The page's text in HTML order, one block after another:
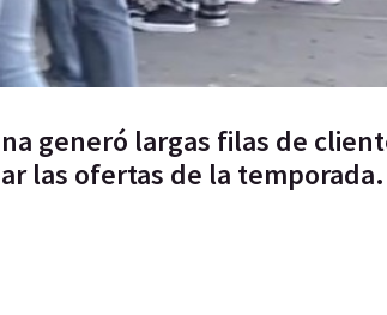
generó largas filas de
las ofertas de la